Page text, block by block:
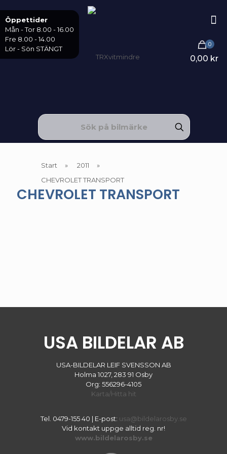
0
0,00 kr
Öppettider
Mån - Tor 8.00 - 16.00
Fre 8.00 - 14.00
Lör - Sön STÄNGT
Start » 2011
»
CHEVROLET TRANSPORT
CHEVROLET TRANSPORT
USA BILDELAR AB
USA-BILDELAR LEIF SVENSSON AB
Holma 1027, 283 91 Osby
Org: 556296-4105
Karta/Hitta hit
Tel. 0479-155 40 | E-post: usa@bildelarosby.se
Vid kontakt uppge alltid reg. nr!
www.bildelarosby.se